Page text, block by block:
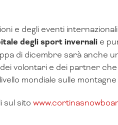
e degli eventi
degli sport invernalie
di dicembre sarà anche
volontari e dei partner
mondiale sulle
sul sito